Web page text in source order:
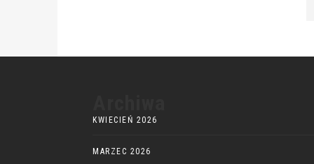
KWIECIEŃ 2026
MARZEC 2026